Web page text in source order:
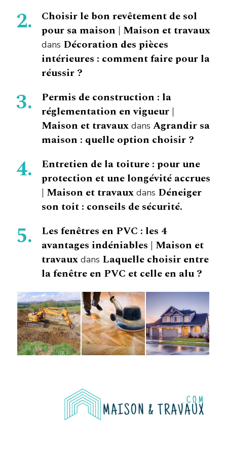
Choisir le bon revêtement de sol
pour sa maison | Maison et travaux
dans Décoration des pièces
intérieures : comment faire pour la
réussir ?
Permis de construction : la
réglementation en vigueur |
Maison et travaux dans Agrandir sa
maison : quelle option choisir ?
Entretien de la toiture : pour une
protection et une longévité accrues
| Maison et travaux dans Déneiger
son toit : conseils de sécurité.
Les fenêtres en PVC : les 4
avantages indéniables | Maison et
travaux dans Laquelle choisir entre
la fenêtre en PVC et celle en alu ?